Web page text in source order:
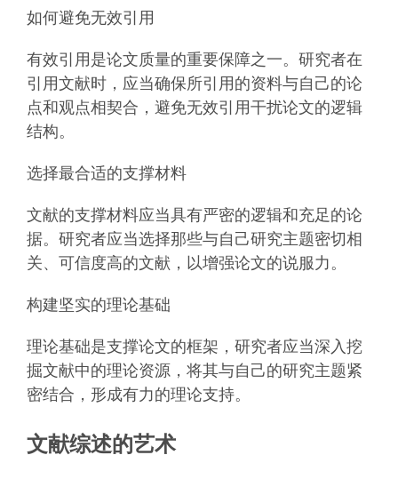
如何避免无效引用
有效引用是论文质量的重要保障之一。研究者在
引用文献时，应当确保所引用的资料与自己的论
点和观点相契合，避免无效引用干扰论文的逻辑
结构。
选择最合适的支撑材料
文献的支撑材料应当具有严密的逻辑和充足的论
据。研究者应当选择那些与自己研究主题密切相
关、可信度高的文献，以增强论文的说服力。
构建坚实的理论基础
理论基础是支撑论文的框架，研究者应当深入挖
掘文献中的理论资源，将其与自己的研究主题紧
密结合，形成有力的理论支持。
文献综述的艺术